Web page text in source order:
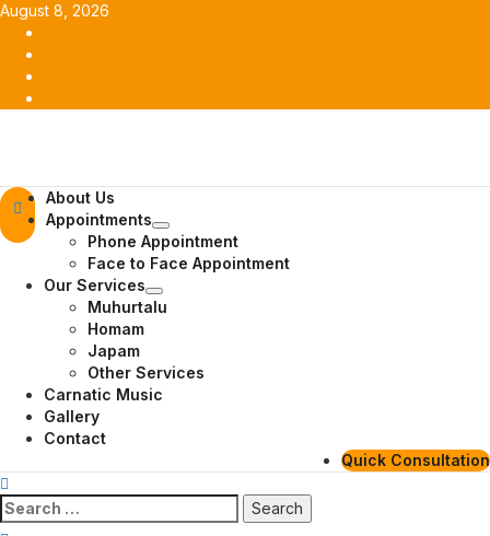
Skip
content
August 8, 2026
Primary
Menu
About Us
Appointments
Phone Appointment
Face to Face Appointment
Our Services
Muhurtalu
Homam
Japam
Other Services
Carnatic Music
Gallery
Contact
Quick Consultation
Search
for: